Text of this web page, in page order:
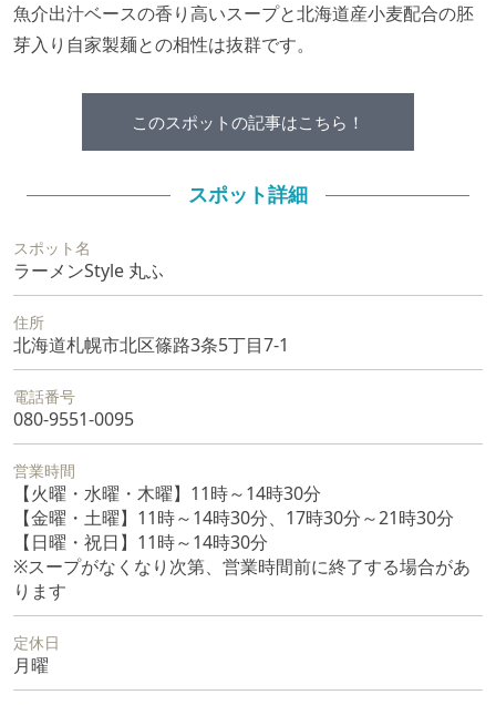
魚介出汁ベースの香り高いスープと北海道産小麦配合の胚
芽入り自家製麺との相性は抜群です。
このスポットの記事はこちら！
スポット詳細
スポット名
ラーメンStyle 丸ふ
住所
北海道札幌市北区篠路3条5丁目7-1
電話番号
080-9551-0095
営業時間
【火曜・水曜・木曜】11時～14時30分
【金曜・土曜】11時～14時30分、17時30分～21時30分
【日曜・祝日】11時～14時30分
※スープがなくなり次第、営業時間前に終了する場合があ
ります
定休日
月曜